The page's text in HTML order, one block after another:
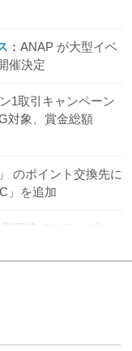
ANAP が大型イベ
催決定
1取引キャンペーン
対象、賞金総額
のポイント交換先に
」を追加
型円建てステーブル